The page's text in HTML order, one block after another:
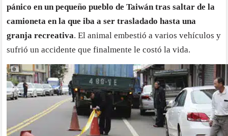
pánico en un pequeño pueblo de Taiwán tras saltar de la
camioneta en la que iba a ser trasladado hasta una
granja recreativa. El animal embestió a varios vehículos y
sufrió un accidente que finalmente le costó la vida.